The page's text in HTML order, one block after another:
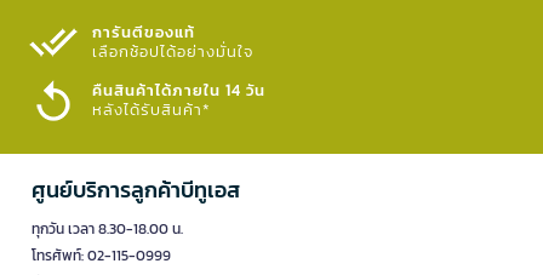
การันตีของแท้
เลือกช้อปได้อย่างมั่นใจ​
คืนสินค้าได้ภายใน 14 วัน
หลังได้รับสินค้า*
ศูนย์บริการลูกค้าบีทูเอส
ทุกวัน เวลา 8.30-18.00 น.
โทรศัพท์: 02-115-0999